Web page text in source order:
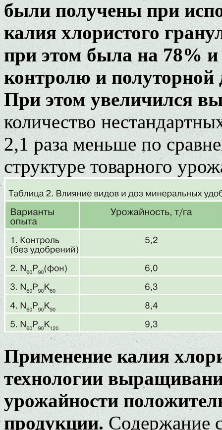
были получены при
калия хлористого
при этом была на 78%
контролю и полуторной
При этом увеличился
количество
2,1 раза меньше по
структуре товарного
Применение калия
технологии
урожайности
продукции.Содержание